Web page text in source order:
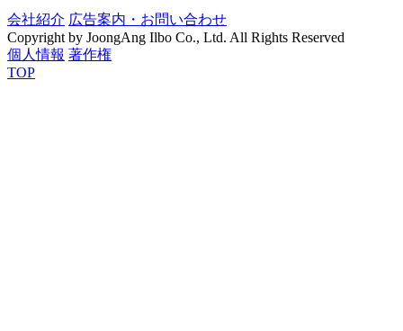
会社紹介 広告案内・お問い合わせ
Copyright by JoongAng Ilbo Co., Ltd. All Rights Reserved
個人情報 著作権
TOP